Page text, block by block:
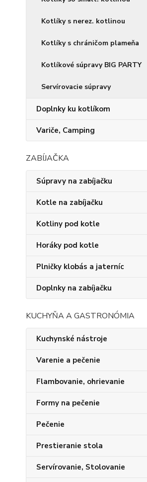
Kotlíky s nerez. kotlinou
Kotlíky s chráničom plameňa
Kotlíkové súpravy BIG PARTY
Servírovacie súpravy
Doplnky ku kotlíkom
Variče, Camping
ZABÍJAČKA
Súpravy na zabíjačku
Kotle na zabíjačku
Kotliny pod kotle
Horáky pod kotle
Plničky klobás a jaterníc
Doplnky na zabíjačku
KUCHYŇA A GASTRONÓMIA
Kuchynské nástroje
Varenie a pečenie
Flambovanie, ohrievanie
Formy na pečenie
Pečenie
Prestieranie stola
Servírovanie, Stolovanie